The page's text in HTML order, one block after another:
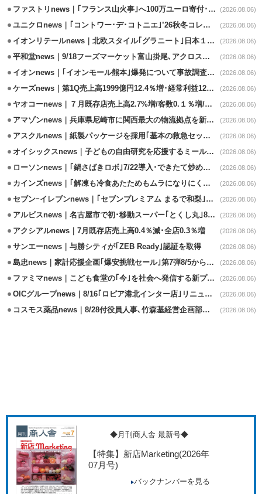
ファストリnews｜｢フランス山火事｣へ100万ユーロ寄付･衣料5万点も提供 (2026.08.06)
ユニクロnews｜｢コントワー･デ･コトニエ｣’26秋冬コレクション8/28発売 (2026.08.06)
イオンリテールnews｜北欧スタイル｢グラニート｣日本１号店を自由が丘に開業 (2026.08.06)
平和堂news｜9/18フーズマーケット富山掛尾､アクロスプラザ内に出店 (2026.08.06)
イオンnews｜｢イオンモール熊本｣爆発について事故調査委員会設置 (2026.08.06)
ケーズnews｜第1Q売上高1999億円12.4％増･経常利益125.0%増 (2026.08.06)
ヤオコーnews｜７月既存店売上高2.7%増/客数0.１％増/客単価2.6％増 (2026.08.06)
アマゾンnews｜兵庫県尼崎市に関西最大の物流拠点を新設・市内2拠点目 (2026.08.06)
アスクルnews｜紙製パッケージを採用｢基本の救急セット｣8/5発売 (2026.08.06)
オイシックスnews｜子どもの自由研究を応援するミールキット8/6発売 (2026.08.06)
ローソンnews｜｢鍋さばきロボ｣7/22導入･できたて炒めメニューを提供 (2026.08.06)
カインズnews｜｢解凍も冷食あたためもムラになりにくいフラットレンジ｣発売 (2026.08.06)
セブンｰイレブンnews｜｢セブンプレミアム まるで和梨｣8/11から順次発売 (2026.08.06)
アルビスnews｜名古屋市で初･移動スーパー｢とくし丸｣8/4運行開始 (2026.08.06)
アクシアルnews｜7月既存店売上高0.4％減･全店0.3％増 (2026.08.06)
サンエーnews｜与勝シティが｢ZEB Ready｣認証を取得 (2026.08.06)
島忠news｜家計応援企画｢爆安挑戦セール｣第7弾8/5から開催 (2026.08.06)
ファミマnews｜こども食堂の｢今｣を社会へ発信する新プロジェクト始動 (2026.08.06)
OICグループnews｜8/16｢ロピア港北インター店｣リニューアル/食品売場拡大 (2026.08.06)
コスモス薬品news｜8/28付役員人事､竹森基経営企画部長が取締役昇格 (2026.08.06)
◆月刊商人舎 最新号◆
【特集】新店Marketing(2026年
07月号)
バックナンバーを見る